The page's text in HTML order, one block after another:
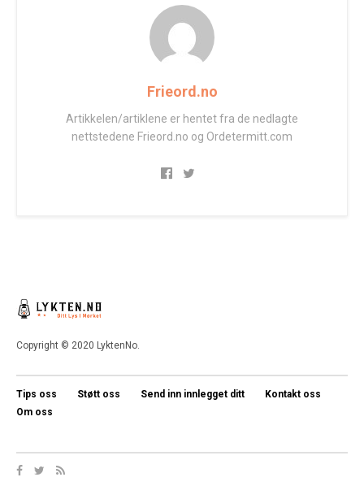
Frieord.no
Artikkelen/artiklene er hentet fra de nedlagte
nettstedene Frieord.no og Ordetermitt.com
Copyright © 2020 LyktenNo.
Tips oss Støtt oss Send inn innlegget ditt
Kontakt oss
Om oss